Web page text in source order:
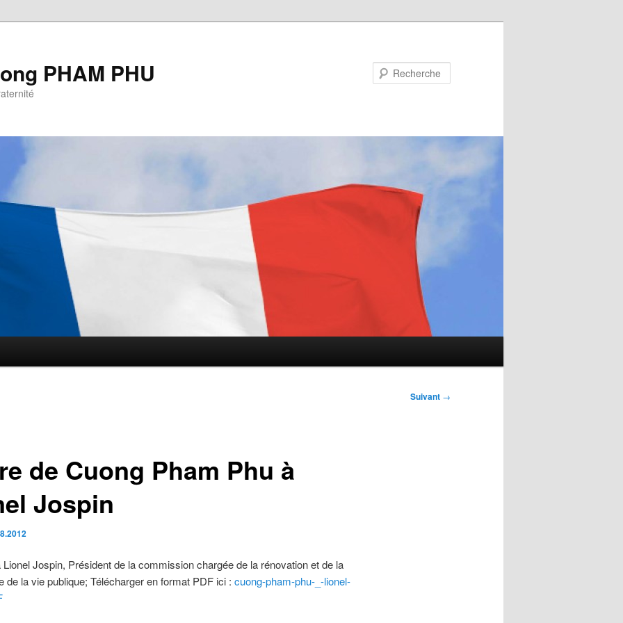
PHAM PHU
Suivant →
de Cuong Pham Phu à
Jospin
Lionel Jospin, Président de la commission chargée de la rénovation et de la
de la vie publique; Télécharger en format PDF ici : cuong-pham-phu-_-lionel-